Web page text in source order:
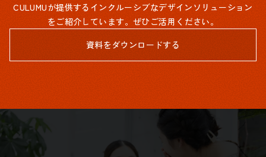
CULUMUが提供するインクルーシブなデザインソリューション
をご紹介しています。ぜひご活用ください。
資料をダウンロードする